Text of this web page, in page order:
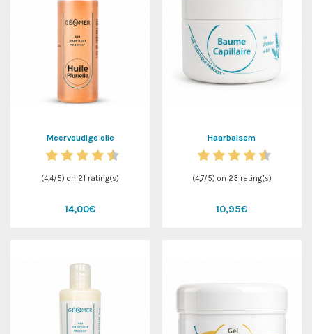
Meervoudige olie
(4,4/5) on 21 rating(s)
14,00€
Haarbalsem
(4,7/5) on 23 rating(s)
10,95€